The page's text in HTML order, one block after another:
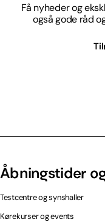
Få nyheder og
også gode råd
Åbningstider
Testcentre og synshaller
Kørekurser og events